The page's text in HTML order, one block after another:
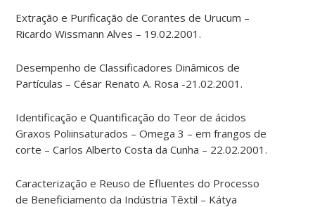
Extração e Purificação de Corantes de Urucum –
Ricardo Wissmann Alves – 19.02.2001.
Desempenho de Classificadores Dinâmicos de
Partículas – César Renato A. Rosa -21.02.2001.
Identificação e Quantificação do Teor de ácidos
Graxos Poliinsaturados – Omega 3 – em frangos de
corte – Carlos Alberto Costa da Cunha – 22.02.2001.
Caracterização e Reuso de Efluentes do Processo
de Beneficiamento da Indústria Têxtil – Kátya